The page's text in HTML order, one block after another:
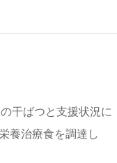
干ばつと支援状況に
養治療食を調達し